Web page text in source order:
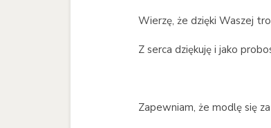
Wierzę, że dzięki Waszej
Z serca dziękuję i jako
Zapewniam, że modlę się